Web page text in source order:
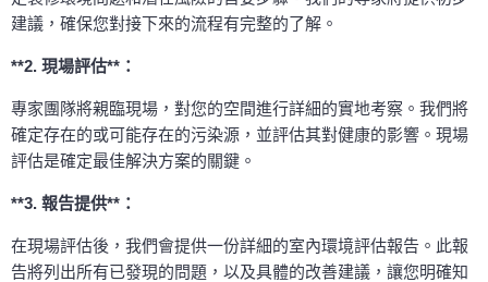
建議，確保您對接下來的流程有完整的了解。
**2. 現場評估**：
專家團隊將親臨現場，對您的空間進行詳細的實地考察。我們將
確定存在的或可能存在的污染源，並評估其對健康的影響。現場
評估是確定最佳解決方案的關鍵。
**3. 報告提供**：
在現場評估後，我們會提供一份詳細的室內環境評估報告。此報
告將列出所有已發現的問題，以及具體的改善建議，讓您明確知